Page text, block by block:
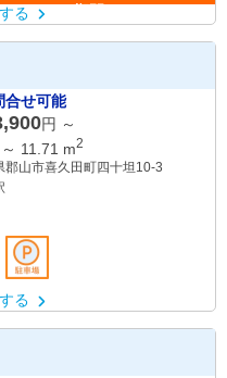
間：6/1～9/30）
る
合せ可能
円 ～
～ 11.71 m2
郡山市喜久田町四十坦10-3
る